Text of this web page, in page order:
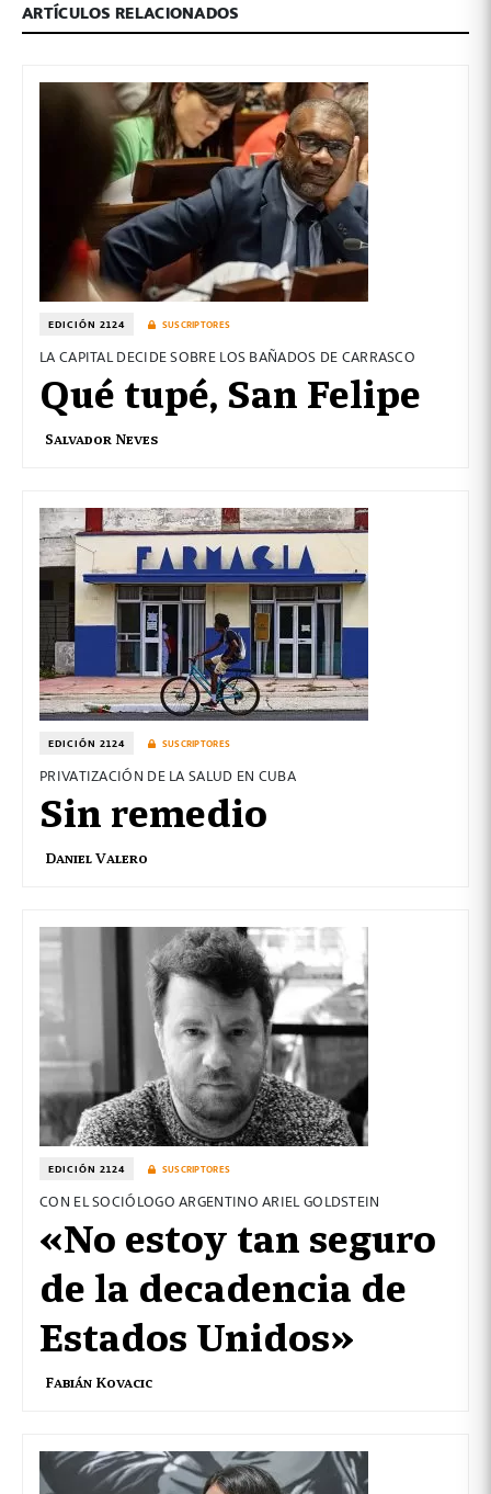
ARTÍCULOS RELACIONADOS
EDICIÓN 2124 SUSCRIPTORES
LA CAPITAL DECIDE SOBRE LOS BAÑADOS DE CARRASCO
Qué tupé, San Felipe
Salvador Neves
EDICIÓN 2124 SUSCRIPTORES
PRIVATIZACIÓN DE LA SALUD EN CUBA
Sin remedio
Daniel Valero
EDICIÓN 2124 SUSCRIPTORES
CON EL SOCIÓLOGO ARGENTINO ARIEL GOLDSTEIN
«No estoy tan seguro
de la decadencia de
Estados Unidos»
Fabián Kovacic